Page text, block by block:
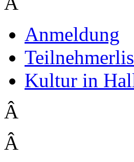
Anmeldung
Kultur in
Â
Â